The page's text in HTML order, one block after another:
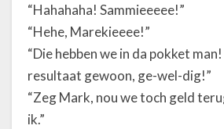
“Hahahaha! Sammieeeee!”
“Hehe, Marekieeee!”
“Die hebben we in da pokket
resultaat gewoon, ge-wel-dig!”
“Zeg Mark, nou we toch geld
ik.”